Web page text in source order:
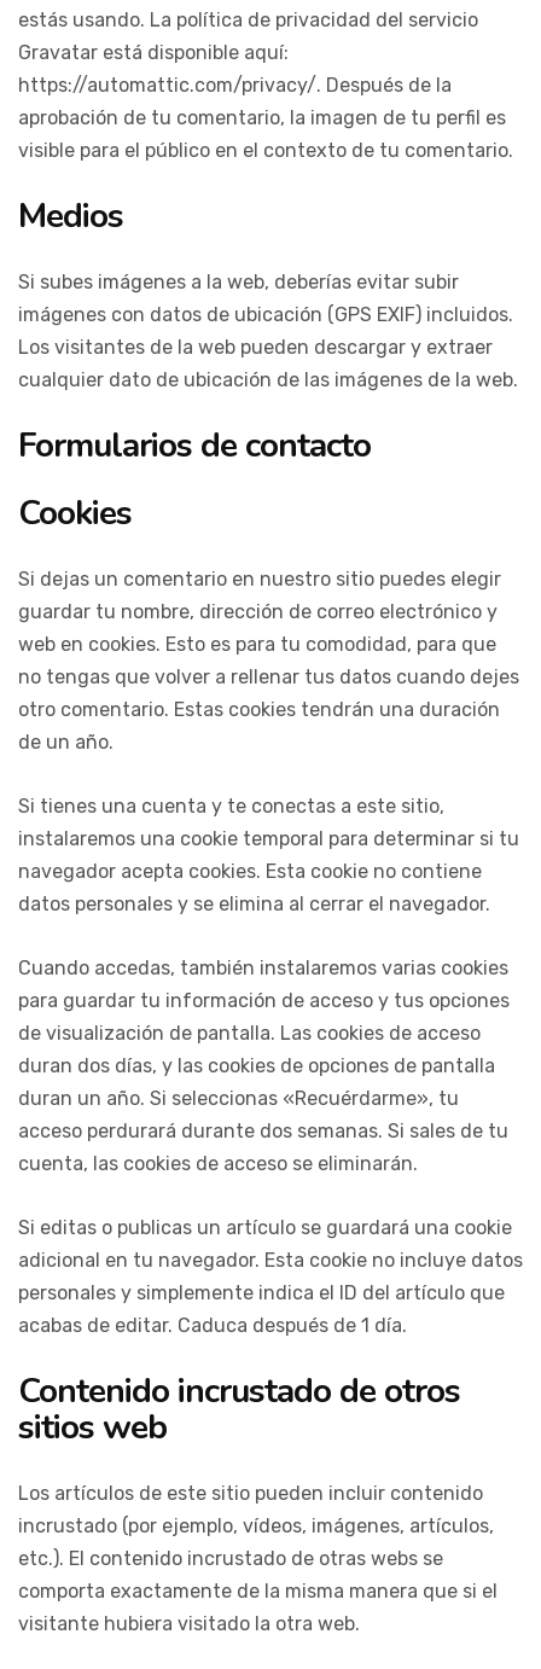
estás usando. La política de privacidad del servicio
Gravatar está disponible aquí:
https://automattic.com/privacy/. Después de la
aprobación de tu comentario, la imagen de tu perfil es
visible para el público en el contexto de tu comentario.
Medios
Si subes imágenes a la web, deberías evitar subir
imágenes con datos de ubicación (GPS EXIF) incluidos.
Los visitantes de la web pueden descargar y extraer
cualquier dato de ubicación de las imágenes de la web.
Formularios de contacto
Cookies
Si dejas un comentario en nuestro sitio puedes elegir
guardar tu nombre, dirección de correo electrónico y
web en cookies. Esto es para tu comodidad, para que
no tengas que volver a rellenar tus datos cuando dejes
otro comentario. Estas cookies tendrán una duración
de un año.
Si tienes una cuenta y te conectas a este sitio,
instalaremos una cookie temporal para determinar si tu
navegador acepta cookies. Esta cookie no contiene
datos personales y se elimina al cerrar el navegador.
Cuando accedas, también instalaremos varias cookies
para guardar tu información de acceso y tus opciones
de visualización de pantalla. Las cookies de acceso
duran dos días, y las cookies de opciones de pantalla
duran un año. Si seleccionas «Recuérdarme», tu
acceso perdurará durante dos semanas. Si sales de tu
cuenta, las cookies de acceso se eliminarán.
Si editas o publicas un artículo se guardará una cookie
adicional en tu navegador. Esta cookie no incluye datos
personales y simplemente indica el ID del artículo que
acabas de editar. Caduca después de 1 día.
Contenido incrustado de otros
sitios web
Los artículos de este sitio pueden incluir contenido
incrustado (por ejemplo, vídeos, imágenes, artículos,
etc.). El contenido incrustado de otras webs se
comporta exactamente de la misma manera que si el
visitante hubiera visitado la otra web.